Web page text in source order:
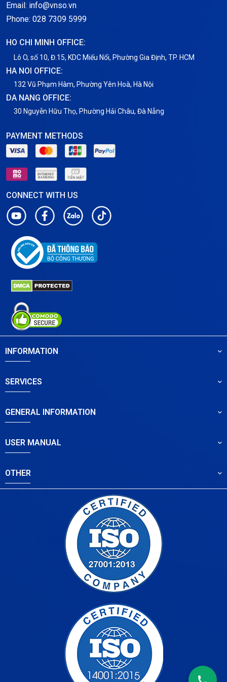
Thông tin chung
Tin tức
Email: info@vnso.vn
Phone: 028 7309 5999
HO CHI MINH OFFICE:
Lô O, số 10, Đ.15, KDC Miếu Nổi, Phường Gia Định, TP. HCM
HA NOI OFFICE:
132 Vũ Phạm Hàm, Phường Yên Hoà, Hà Nội
DA NANG OFFICE:
30 Nguyễn Hữu Thọ, Phường Hải Châu, Đà Nẵng
PAYMENT METHODS
CONNECT WITH US
INFORMATION
SERVICES
GENERAL INFORMATION
USER MANUAL
OTHER